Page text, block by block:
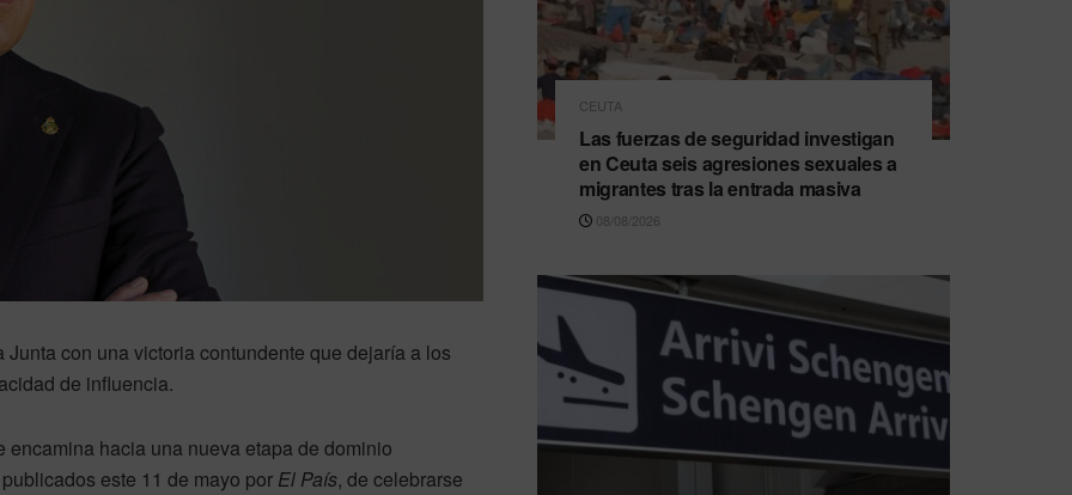
con una victoria contundente que dejaría a los
de influencia.
hacia una nueva etapa de dominio
este 11 de mayo por El País, de celebrarse
CEUTA
Las fuerzas de seguridad investigan
en Ceuta seis agresiones sexuales a
migrantes tras la entrada masiva
08/08/2026